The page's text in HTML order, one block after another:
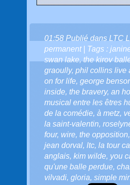
01:58 Publié dans LTC
permanent| Tags :
swan lake,the kirov
graoully, phil collins live
on for life, george
inside, the bravery, an
musical entre les êtres
de la comédie, à metz,
la saint-valentin,
four, wire, the opposition
jean dorval, ltc, la tour
anglais, kim wilde, you
qu'une balle perdue,
vilvadi, gloria, simple